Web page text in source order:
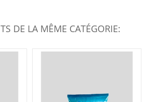
DE LA MÊME CATÉGORIE: